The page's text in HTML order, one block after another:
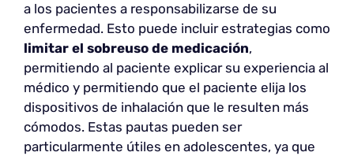
a los pacientes a responsabilizarse de su
enfermedad. Esto puede incluir estrategias como
limitar el sobreuso de medicación,
permitiendo al paciente explicar su experiencia al
médico y permitiendo que el paciente elija los
dispositivos de inhalación que le resulten más
cómodos. Estas pautas pueden ser
particularmente útiles en adolescentes, ya que